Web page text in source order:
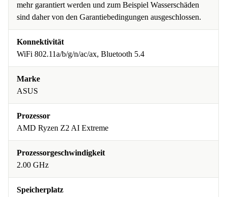
mehr garantiert werden und zum Beispiel Wasserschäden
sind daher von den Garantiebedingungen ausgeschlossen.
Konnektivität
WiFi 802.11a/b/g/n/ac/ax, Bluetooth 5.4
Marke
ASUS
Prozessor
AMD Ryzen Z2 AI Extreme
Prozessorgeschwindigkeit
2.00 GHz
Speicherplatz